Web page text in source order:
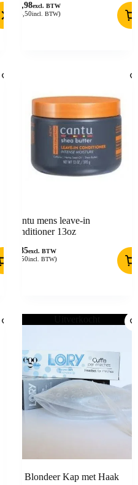
11,98excl. BTW
14,50incl. BTW)
Cantu mens leave-in
conditioner 13oz
7,85excl. BTW
9,50incl. BTW)
Blondeer Kap met Haak